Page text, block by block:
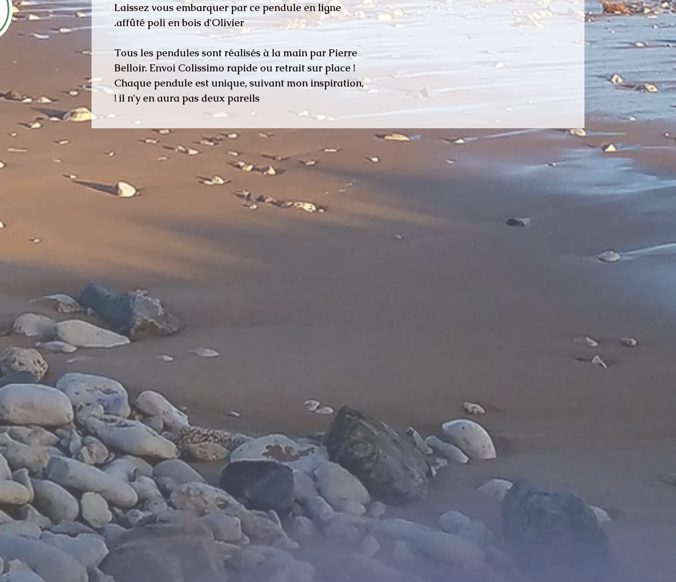
Laissez vous embarquer par ce pendule en ligne
affûté poli en bois d'Olivier.
Tous les pendules sont réalisés à la main par Pierre
Belloir. Envoi Colissimo rapide ou retrait sur place !
Chaque pendule est unique, suivant mon inspiration,
il n'y en aura pas deux pareils !